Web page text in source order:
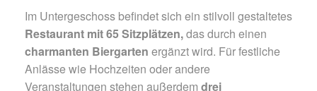
Im Untergeschoss befindet sich ein stilvoll gestaltetes
Restaurant mit 65 Sitzplätzen,das durch einen
charmanten Biergarten ergänzt wird. Für festliche
Anlässe wie Hochzeiten oder andere
Veranstaltungen stehen außerdem drei